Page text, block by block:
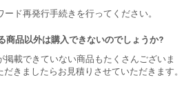
ド再発行手続きを行ってください。
商品以外は購入できないのでしょうか?
掲載できていない商品もたくさんございま
きましたらお見積りさせていただきます。